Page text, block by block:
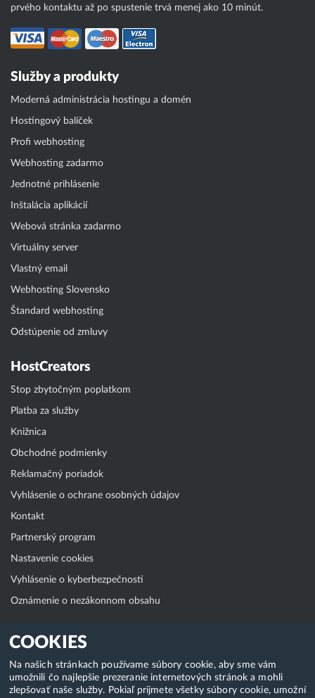
COOKIES
Na našich stránkach používame súbory cookie, aby sme vám
umožnili čo najlepšie prezeranie internetových stránok a mohli
zlepšovať naše služby. Pokiaľ prijmete všetky súbory cookie, umožní
prvého kontaktu až po spustenie trvá menej ako 10 minút.
Služby a produkty
Moderná administrácia hostingu a domén
Hostingový balíček
Profi webhosting
Webhosting zadarmo
Jednotné prihlásenie
Inštalácia aplikácií
Webová stránka zadarmo
Virtuálny server
Vlastný email
Webhosting Slovensko
Štandard webhosting
Odstúpenie od zmluvy
HostCreators
Stop zbytočným poplatkom
Platba za služby
Knižnica
Obchodné podmienky
Reklamačný poriadok
Vyhlásenie o ochrane osobných údajov
Kontakt
Partnerský program
Nastavenie cookies
Vyhlásenie o kyberbezpečnosti
Oznámenie o nezákonnom obsahu
Klientská zóna
WebAdmin
WebMail